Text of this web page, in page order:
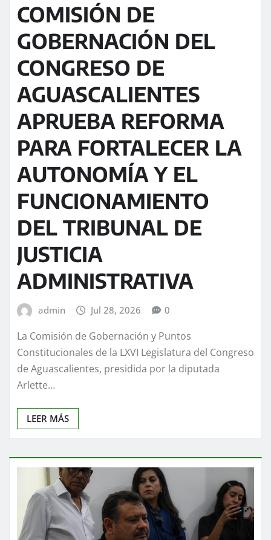
COMISIÓN DE
GOBERNACIÓN DEL
CONGRESO DE
AGUASCALIENTES
APRUEBA REFORMA
PARA FORTALECER LA
AUTONOMÍA Y EL
FUNCIONAMIENTO
DEL TRIBUNAL DE
JUSTICIA
ADMINISTRATIVA
admin Jul 28, 2026 0
La Comisión de Gobernación y Puntos
Constitucionales de la LXVI Legislatura del Congreso
de Aguascalientes, presidida por la diputada
Arlette…
LEER MÁS